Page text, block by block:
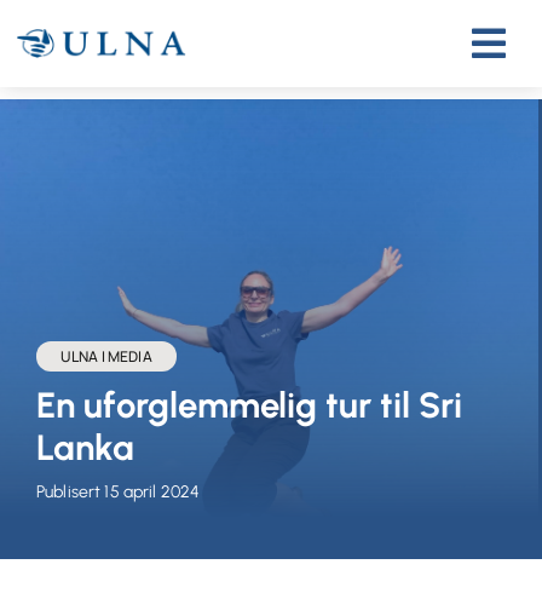
to
content
ULNA I MEDIA
En uforglemmelig tur til Sri
Lanka
Publisert 15 april 2024